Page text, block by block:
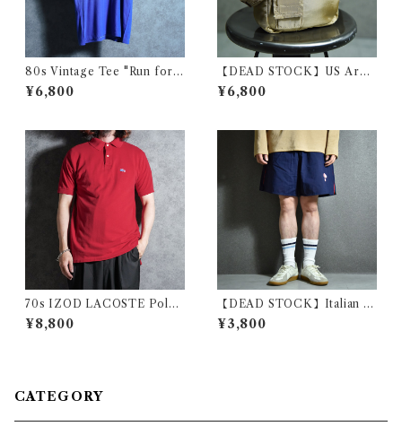
80s Vintage Tee "Run forth
e arts." ヴィンテージ Tシャツ
チャリティー アート 105
¥6,800
【DEAD STOCK】US Arm
y Mini Shoulder Bag アメリ
カ軍 ミニショルダーバッグ
¥6,800
70s IZOD LACOSTE Polo
Shirts Red Made in USA ア
イゾッド ラコステ ポロシャツ
¥8,800
【DEAD STOCK】Italian C
arabinieri Short Pants イタ
リア軍 国家憲兵隊 カラビニエ
¥3,800
CATEGORY